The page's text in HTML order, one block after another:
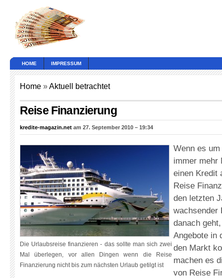
HOME IMPRESSUM
Home »Aktuell betrachtet
Reise Finanzierung
kredite-magazin.net am 27. September 2010 – 19:34
Die Urlaubsreise finanzieren - das sollte man sich zwei
Mal überlegen, vor allen Dingen wenn die Reise
Finanzierung nicht bis zum nächsten Urlaub getilgt ist
Wenn es
immer mehr
einen Kredit
Reise
den letzten
wachsender
danach
Angebote in
den Markt
machen es
von Reise